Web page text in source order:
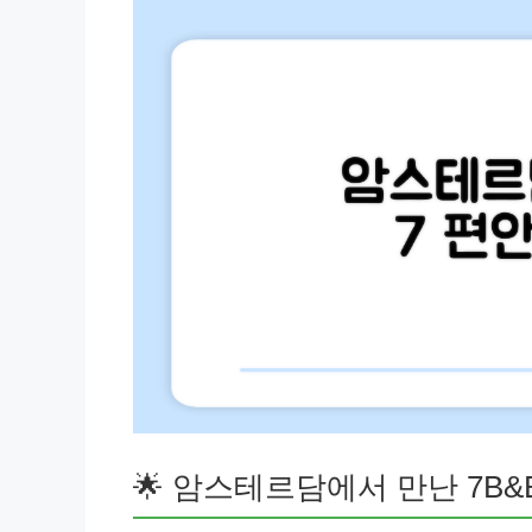
🌟 암스테르담에서 만난